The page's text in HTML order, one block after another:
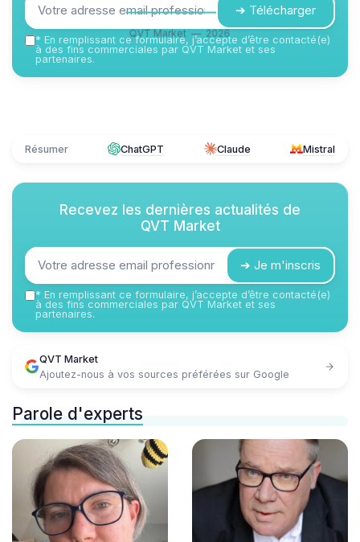
QVT Market — 2026
➔ Télécharger
* En remplissant ce formulaire, j’accepte d’être contacté(e)
à des fins commerciales par QVT Market et ses
partenaires.
Résumer ChatGPT Claude Mistral
Recevez les dernières actualités de
QVT Market
➔ Je m'inscris
* En remplissant ce formulaire, j’accepte d’être contacté(e)
à des fins commerciales par QVT Market et ses
partenaires.
QVT Market
Ajoutez-nous à vos sources préférées sur Google
Parole d'experts